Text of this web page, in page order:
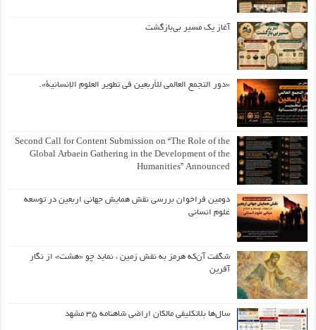
آغاز یک مسیر بی‌بازگشت
«دور التجمع العالمي للأربعين في تطوير العلوم الإنسانية».
Second Call for Content Submission on “The Role of the
Global Arbaein Gathering in the Development of the
Humanities” Announced
دومین فراخوان بررسی نقش همایش جهانی اربعین در توسعه
علوم انسانی
شگفت آن‌که هرمز به نقش زمین ، نماید چو «هشت» از نگار
آفرین
سال‌ها بلاتکلیفی مالکان اراضی شاهنامه ۳۵ مشهد